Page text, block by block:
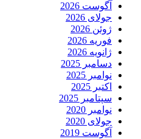
آگوست 2026
جولای 2026
ژوئن 2026
فوریه 2026
ژانویه 2026
دسامبر 2025
نوامبر 2025
اکتبر 2025
سپتامبر 2025
نوامبر 2020
جولای 2020
آگوست 2019